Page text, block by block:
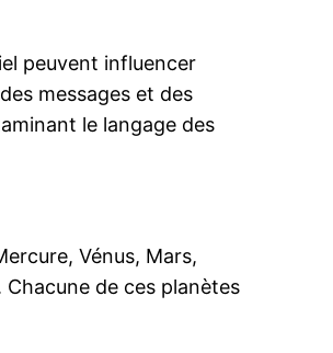
peuvent influencer
messages et des
le langage des
Vénus, Mars,
de ces planètes